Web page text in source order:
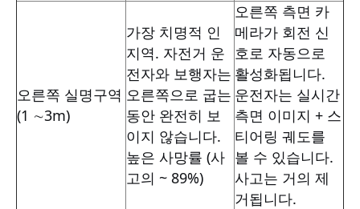
오른쪽 실명구역
(1 ∼3m)
가장 치명적 인
지역. 자전거 운
전자와 보행자는
오른쪽으로 굽는
동안 완전히 보
이지 않습니다.
높은 사망률 (사
고의 ~ 89%)
오른쪽 측면 카
메라가 회전 신
호로 자동으로
활성화됩니다.
운전자는 실시간
측면 이미지 + 스
티어링 궤도를
볼 수 있습니다.
사고는 거의 제
거됩니다.